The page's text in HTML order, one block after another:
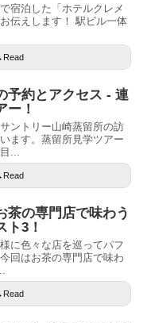
宿泊した「ホテルクレメ
伝えします！ 駅ビル一体
予約とアクセス ‐ 連
ー！
ントリー山崎蒸留所の訪
ます。蒸留所見学ツアー
...
茶の専門店で味わう
ト3！
に色々な店を巡ってパフ
回はお茶の専門店で味わ